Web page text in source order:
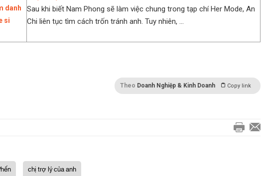
Sau khi biết Nam Phong sẽ làm việc chung trong tạp chí Her Mode, An
Chi liên tục tìm cách trốn tránh anh. Tuy nhiên, ...
Theo Doanh Nghiệp & Kinh Doanh Copy link
chị trợ lý của anh